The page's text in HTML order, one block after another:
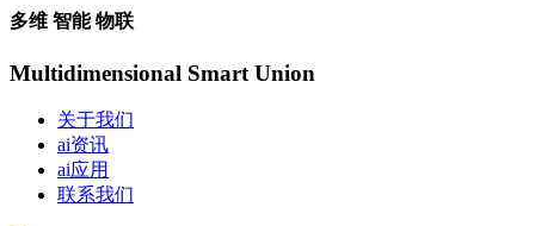
多维 智能 物联
Multidimensional Smart Union
关于我们
ai资讯
ai应用
联系我们